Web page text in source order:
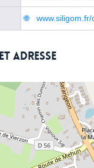
adresse